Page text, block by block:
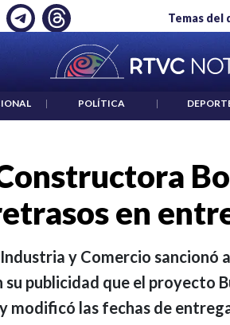
Temas del
UN CRIMEN": CARTA DE BETO CORAL
| POLÍTICA |
en
y Comercio
publicidad que el proyecto
modificó las fechas de